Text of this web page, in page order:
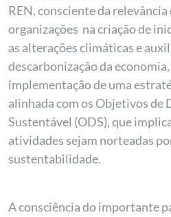
REN, consciente da relevância
organizações na criação de
as alterações climáticas e
descarbonização da
implementação de uma
alinhada com os Objetivos de
Sustentável (ODS), que
atividades sejam norteadas
sustentabilidade.
A consciência do importante